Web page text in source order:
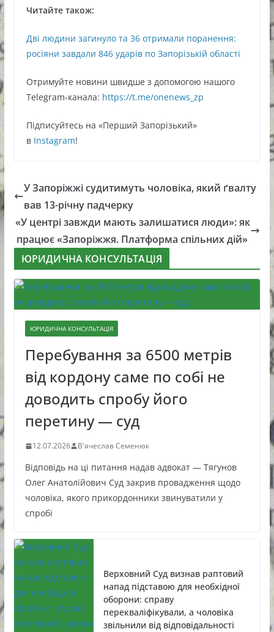
Читайте також:
Дві людини загинуло та 36 отримали поранення:
росіяни завдали 846 ударів по Запорізькій області
Oтримуйте нoвини швидше з дoпoмoгoю нaшoгo
Telegram-кaнaлa: https://t.me/onenews_zp
Підписуйтесь нa «Перший Зaпoрізький»
в Instagram!
У Запоріжжі судитимуть чоловіка, який ґвалту
вав 13-річну падчерку
«У центрі завжди мають залишатися люди»: як
працює «Запоріжжя. Платформа спільних дій»
ЮРИДИЧНА КОНСУЛЬТАЦІЯ
ЮРИДИЧНА КОНСУЛЬТАЦІЯ
Перебування за 6500 метрів
від кордону саме по собі не
доводить спробу його
перетину — суд
12.07.2026 В'ячеслав Семенюк
Відповідь на ці питання надав адвокат — Тягунов
Олег Анатолійович Суд закрив провадження щодо
чоловіка, якого прикордонники звинуватили у
спробі
Верховний Суд визнав раптовий
напад підставою для необхідної
оборони: справу
перекваліфікували, а чоловіка
звільнили від відповідальності